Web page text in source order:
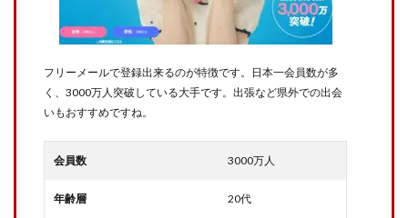
フリーメールで登録出来るのが特徴です。日本一会員数が多
く、3000万人突破している大手です。出張など県外での出会
いもおすすめですね。
会員数 3000万人
年齢層 20代